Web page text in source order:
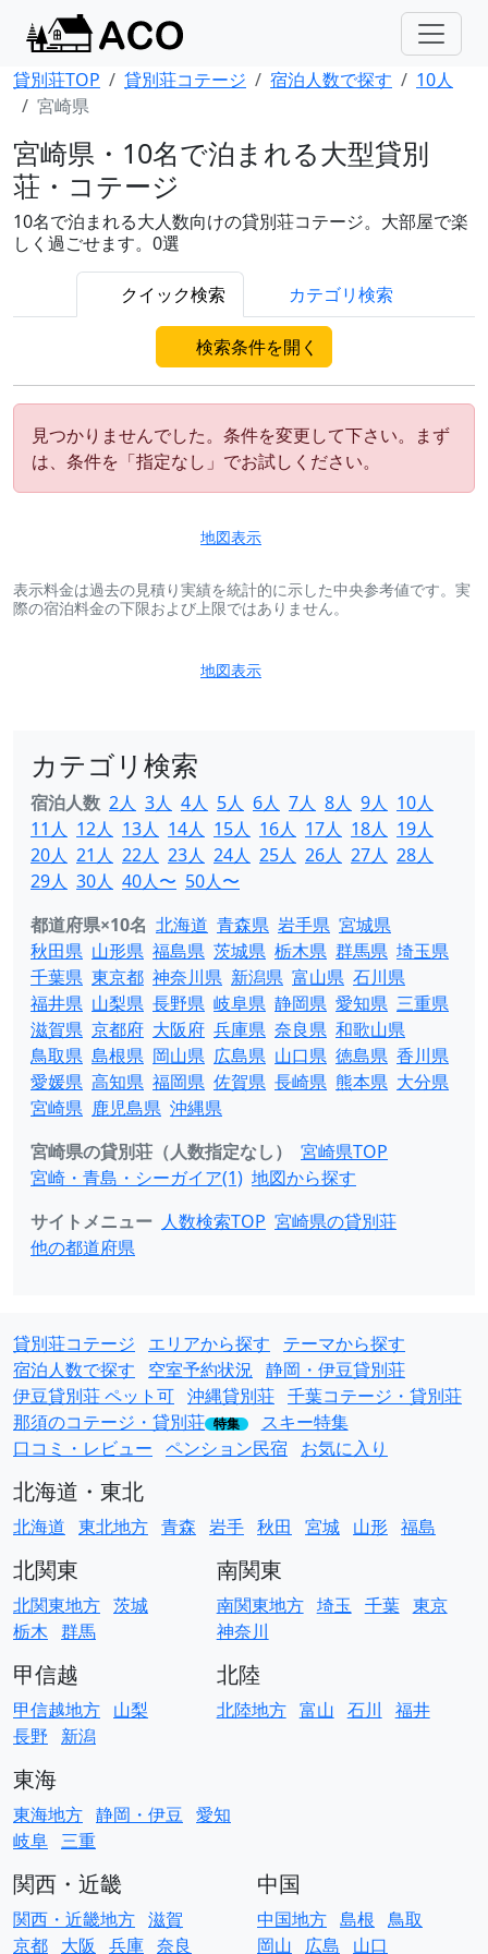
貸別荘TOP 貸別荘コテージ 宿泊人数で探す
10人
宮崎県
宮崎県・10名で泊まれる大型貸別
荘・コテージ
10名で泊まれる大人数向けの貸別荘コテージ。大部屋で楽
しく過ごせます。0選
クイック検索 カテゴリ検索
検索条件を開く
見つかりませんでした。条件を変更して下さい。まず
は、条件を「指定なし」でお試しください。
地図表示
表示料金は過去の見積り実績を統計的に示した中央参考値です。実
際の宿泊料金の下限および上限ではありません。
地図表示
カテゴリ検索
宿泊人数 2人 3人 4人 5人 6人 7人 8人 9人 10人
11人 12人 13人 14人 15人 16人 17人 18人 19人
20人 21人 22人 23人 24人 25人 26人 27人 28人
29人 30人 40人〜 50人〜
都道府県×10名 北海道 青森県 岩手県 宮城県
秋田県 山形県 福島県 茨城県 栃木県 群馬県 埼玉県
千葉県 東京都 神奈川県 新潟県 富山県 石川県
福井県 山梨県 長野県 岐阜県 静岡県 愛知県 三重県
滋賀県 京都府 大阪府 兵庫県 奈良県 和歌山県
鳥取県 島根県 岡山県 広島県 山口県 徳島県 香川県
愛媛県 高知県 福岡県 佐賀県 長崎県 熊本県 大分県
宮崎県 鹿児島県 沖縄県
宮崎県の貸別荘（人数指定なし）
宮崎県TOP
宮崎・青島・シーガイア(1) 地図から探す
サイトメニュー 人数検索TOP 宮崎県の貸別荘
他の都道府県
貸別荘コテージ エリアから探す
テーマから探す
宿泊人数で探す
空室予約状況 静岡・伊豆貸別荘
伊豆貸別荘 ペット可 沖縄貸別荘 千葉コテージ・貸別荘
那須のコテージ・貸別荘 特集
スキー特集
口コミ・レビュー ペンション民宿 お気に入り
北海道・東北
北海道 東北地方 青森 岩手 秋田 宮城 山形 福島
北関東
北関東地方 茨城
栃木 群馬
南関東
南関東地方 埼玉 千葉 東京
神奈川
甲信越
甲信越地方 山梨
長野
新潟
北陸
北陸地方 富山 石川 福井
東海
東海地方 静岡・伊豆 愛知
岐阜 三重
関西・近畿
関西・近畿地方 滋賀
京都 大阪 兵庫 奈良
中国
中国地方 島根 鳥取
岡山
広島 山口